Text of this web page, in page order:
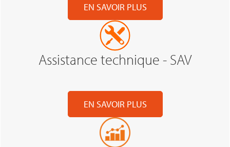
EN SAVOIR PLUS
Assistance technique - SAV
EN SAVOIR PLUS